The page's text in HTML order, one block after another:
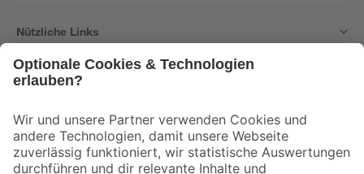
Nützliche Links
Der toom Newsletter: Keine Angebote und Aktionen mehr verpassen!
Zur Newsletter Anmeldung